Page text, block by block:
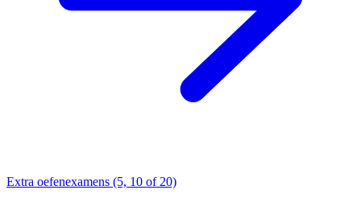
Extra oefenexamens (5, 10 of 20)